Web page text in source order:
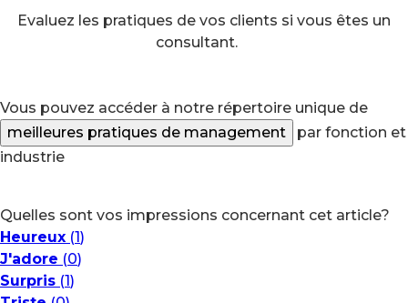
Evaluez les pratiques de vos clients si vous êtes un
consultant.
Vous pouvez accéder à notre répertoire unique de
meilleures pratiques de management
par fonction et
industrie
Quelles sont vos impressions concernant cet article?
Heureux (1)
J'adore (0)
Surpris (1)